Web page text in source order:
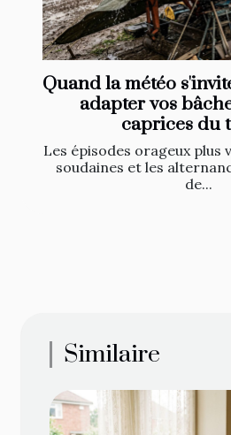
Quand la météo
adapter vos
caprices du
Les épisodes orageux plus
soudaines et les
de...
Similaire